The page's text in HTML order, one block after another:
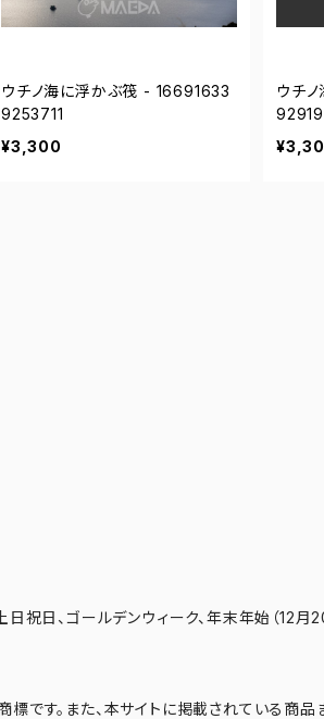
ウチノ海に浮かぶ筏 - 16691633
9253711
¥3,300
ウチ
日祝日、ゴールデンウィーク、年末年始（12月
です。また、本サイトに掲載されている商